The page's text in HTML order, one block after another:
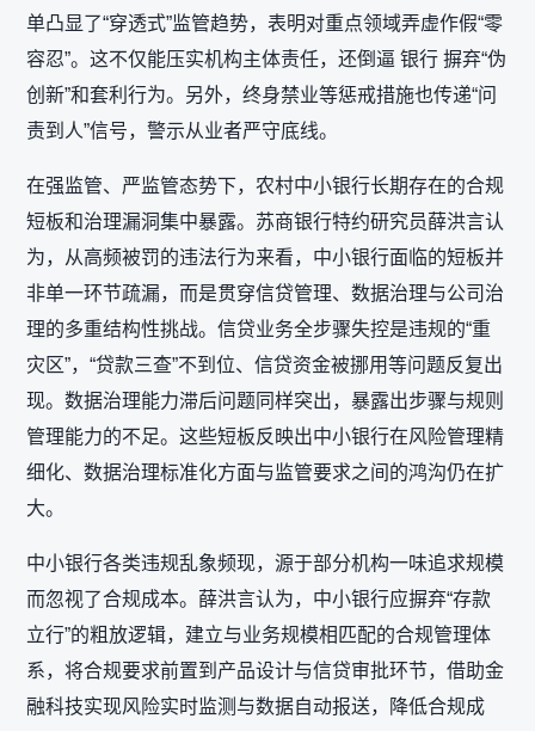
单凸显了“穿透式”监管趋势，表明对重点领域弄虚作假“零
容忍”。这不仅能压实机构主体责任，还倒逼 银行 摒弃“伪
创新”和套利行为。另外，终身禁业等惩戒措施也传递“问
责到人”信号，警示从业者严守底线。
在强监管、严监管态势下，农村中小银行长期存在的合规
短板和治理漏洞集中暴露。苏商银行特约研究员薛洪言认
为，从高频被罚的违法行为来看，中小银行面临的短板并
非单一环节疏漏，而是贯穿信贷管理、数据治理与公司治
理的多重结构性挑战。信贷业务全步骤失控是违规的“重
灾区”，“贷款三查”不到位、信贷资金被挪用等问题反复出
现。数据治理能力滞后问题同样突出，暴露出步骤与规则
管理能力的不足。这些短板反映出中小银行在风险管理精
细化、数据治理标准化方面与监管要求之间的鸿沟仍在扩
大。
中小银行各类违规乱象频现，源于部分机构一味追求规模
而忽视了合规成本。薛洪言认为，中小银行应摒弃“存款
立行”的粗放逻辑，建立与业务规模相匹配的合规管理体
系，将合规要求前置到产品设计与信贷审批环节，借助金
融科技实现风险实时监测与数据自动报送，降低合规成